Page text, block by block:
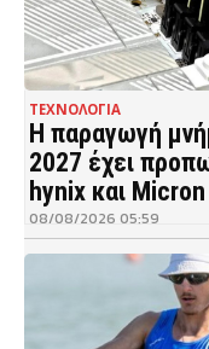
ΤΕΧΝΟΛΟΓΙΑ
Η παραγωγή
2027 έχει
hynix και Micron
08/08/2026 05:59